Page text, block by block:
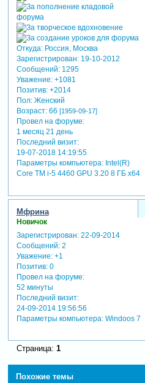
Откуда:Россия, Москва
Зарегистрирован: 19-10-2012
Сообщений:1295
Уважение: +1081
Позитив: +2014
Пол:Женский
Возраст:66 [1959-09-17]
Провел на форуме:
1 месяц 21 день
Последний визит:
19-07-2018 14:19:55
Параметры компьютера:Intel(R)
Core TM i-5 4460 GPU 3.20 8 ГБ х64
Мфрина
Новичок
Зарегистрирован: 22-09-2014
Сообщений:2
Уважение: +1
Позитив: 0
Провел на форуме:
52 минуты
Последний визит:
24-09-2014 19:56:56
Параметры компьютера:Windoos 7
Страница: 1
Похожие темы